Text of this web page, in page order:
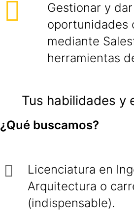
Gestionar y
oportunidades
mediante
herramientas
Tus habilidades y
¿Qué buscamos?
Licenciatura en
Arquitectura o
(indispensable).